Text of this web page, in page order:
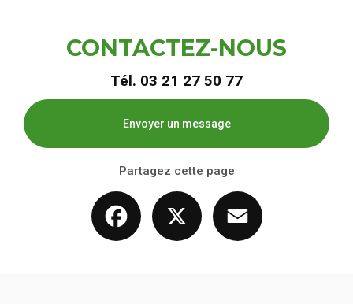
CONTACTEZ-NOUS
Tél. 03 21 27 50 77
Envoyer un message
Partagez cette page
Facebook